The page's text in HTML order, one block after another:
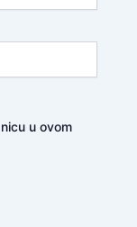
u ovom